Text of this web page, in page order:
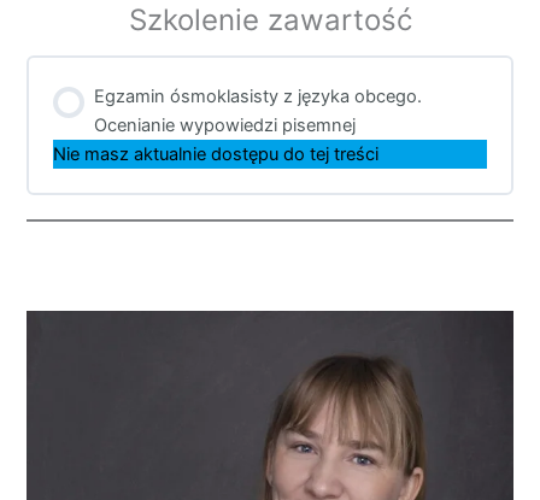
Szkolenie zawartość
Egzamin ósmoklasisty z języka obcego.
Ocenianie wypowiedzi pisemnej
Nie masz aktualnie dostępu do tej treści